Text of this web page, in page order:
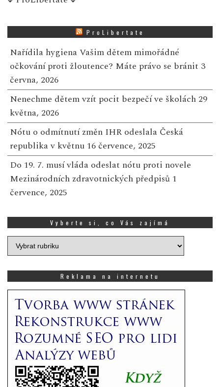
ProLibertate
Nařídila hygiena Vašim dětem mimořádné
očkování proti žloutence? Máte právo se bránit 3
června, 2026
Nenechme dětem vzít pocit bezpečí ve školách 29
května, 2026
Nótu o odmítnutí změn IHR odeslala Česká
republika v květnu 16 července, 2025
Do 19. 7. musí vláda odeslat nótu proti novele
Mezinárodních zdravotnických předpisů 1
července, 2025
Vyberte si, co Vás zajímá
Vyberte
si,
zajímá
Reklama na internetu